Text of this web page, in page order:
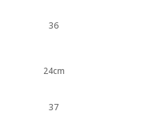
36
24cm
37